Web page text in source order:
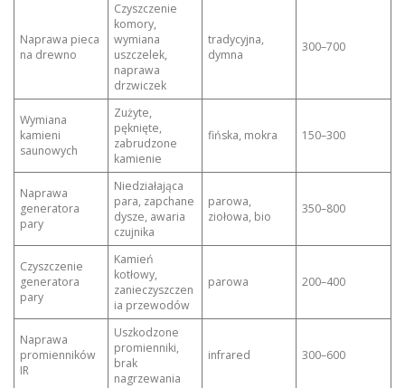
Naprawa pieca
na drewno
Czyszczenie
komory,
wymiana
uszczelek,
naprawa
drzwiczek
tradycyjna,
dymna
300–700
Wymiana
kamieni
saunowych
Zużyte,
pęknięte,
zabrudzone
kamienie
fińska, mokra 150–300
Naprawa
generatora
pary
Niedziałająca
para, zapchane
dysze, awaria
czujnika
parowa,
ziołowa, bio
350–800
Czyszczenie
generatora
pary
Kamień
kotłowy,
zanieczyszczen
ia przewodów
parowa 200–400
Naprawa
promienników
IR
Uszkodzone
promienniki,
brak
nagrzewania
infrared 300–600